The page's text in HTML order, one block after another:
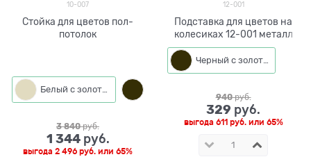
10-007
Стойка для цветов пол-
потолок
Белый с золотым
3 840 руб.
1 344 руб.
выгода 2 496 руб. или 65%
12-001
Подставка для цветов на
колесиках 12-001 металл
Черный с золотом
940 руб.
329 руб.
выгода 611 руб.или 65%